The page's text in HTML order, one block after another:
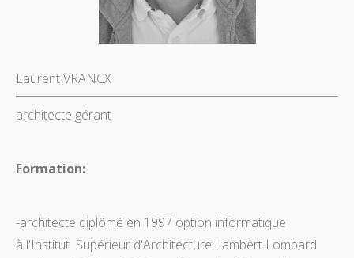
Laurent VRANCX
architecte gérant
Formation:
-architecte diplômé en 1997 option informatique
à l'Institut Supérieur d'Architecture Lambert Lombard